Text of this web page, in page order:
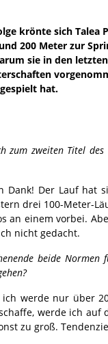
krönte sich Talea
200 Meter zur
sie in den
hat.
zum zweiten Titel
Dank! Der Lauf hat
drei 100-Meter-
an einem vorbei.
nicht gedacht.
beide
ich werde nur über
werde ich auf
zu groß.